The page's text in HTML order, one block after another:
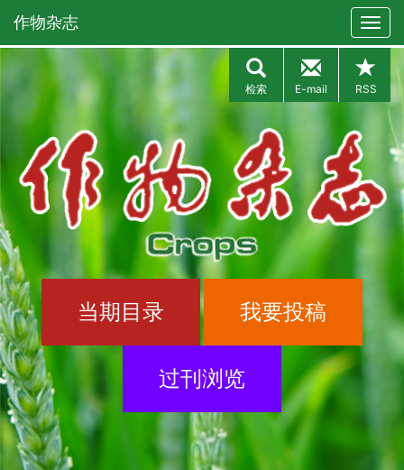
作物杂志
检索 E-mail RSS
当期目录 我要投稿
过刊浏览